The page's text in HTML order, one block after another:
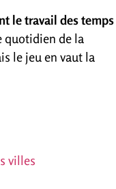
le travail des temps
quotidien de la
le jeu en vaut la
villes